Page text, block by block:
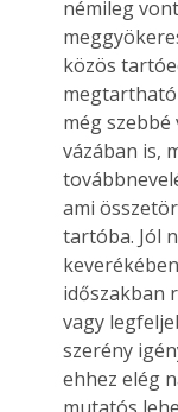
Ezermester
Laptapir kényelmes
mert: – t
némileg
közös
még
vázában is,
ami
tartóba. Jól
időszakban
vagy
szerény
ehhez elég